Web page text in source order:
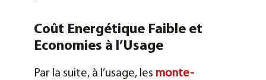
Coût Energétique Faible et
Economies à l’Usage
Par la suite, à l’usage, les monte-